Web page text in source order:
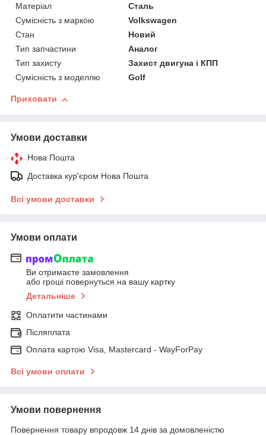
Матеріал
Сталь
Сумісність з маркою
Volkswagen
Стан
Новий
Тип запчастини
Аналог
Тип захисту
Захист двигуна і КПП
Сумісність з моделлю
Golf
Приховати
Умови доставки
Нова Пошта
Доставка кур'єром Нова Пошта
Всі умови доставки
Умови оплати
Ви отримаєте замовлення
або гроші повернуться на вашу картку
Детальніше
Оплатити частинами
Післяплата
Оплата картою Visa, Mastercard - WayForPay
Всі умови оплати
Умови повернення
Повернення товару впродовж 14 днів за домовленістю